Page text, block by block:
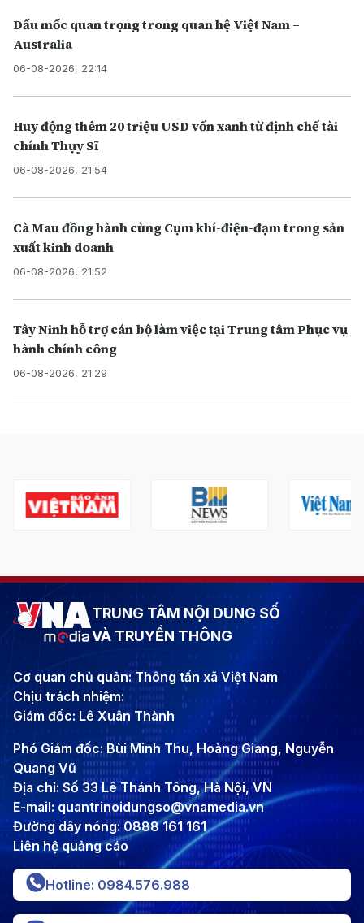
Dấu mốc quan trọng trong quan hệ Việt Nam –
Australia
06-08-2026, 22:14
Huy động thêm 20 triệu USD vốn xanh từ định chế tài
chính Thụy Sĩ
06-08-2026, 21:54
Cà Mau đồng hành cùng Cụm khí-điện-đạm trong sản
xuất kinh doanh
06-08-2026, 21:52
Tây Ninh hỗ trợ cán bộ làm việc tại Trung tâm Phục vụ
hành chính công
06-08-2026, 21:29
TRUNG TÂM NỘI DUNG SỐ
VÀ TRUYỀN THÔNG
Cơ quan chủ quản: Thông tấn xã Việt Nam
Chịu trách nhiệm:
Giám đốc: Lê Xuân Thành
Phó Giám đốc: Bùi Minh Thu, Hoàng Giang, Nguyễn
Quang Vũ
Địa chỉ: Số 33 Lê Thánh Tông, Hà Nội, VN
E-mail: quantrinoidungso@vnamedia.vn
Đường dây nóng: 0888 161 161
Liên hệ quảng cáo
Hotline: 0984.576.988